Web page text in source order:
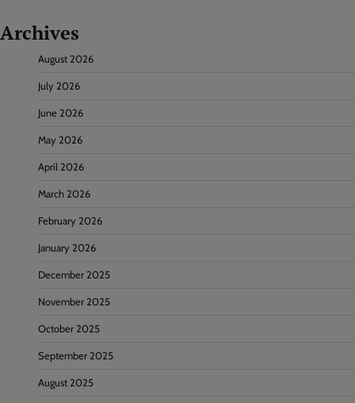
Archives
August 2026
July 2026
June 2026
May 2026
April 2026
March 2026
February 2026
January 2026
December 2025
November 2025
October 2025
September 2025
August 2025